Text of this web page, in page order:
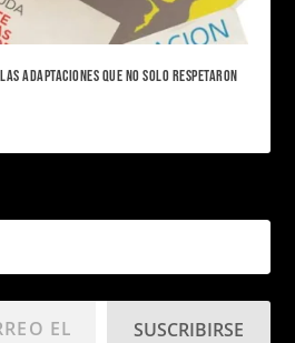
ADAPTACIONES QUE NO SOLO RESPETARON
SUSCRIBIRSE